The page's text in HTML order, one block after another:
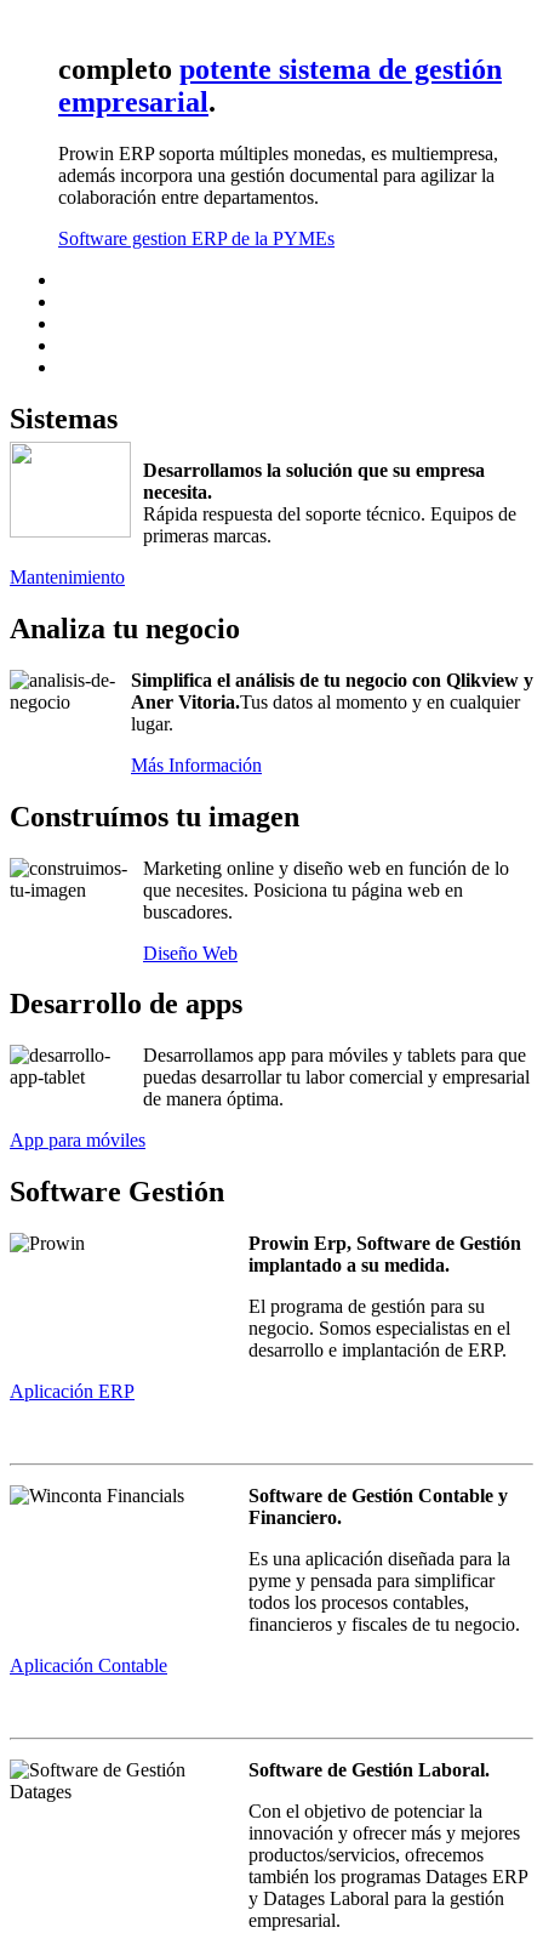
completo potente sistema de gestión
empresarial .
Prowin ERP soporta múltiples monedas, es multiempresa,
además incorpora una gestión documental para agilizar la
colaboración entre departamentos.
Software gestion ERP de la PYMEs
Sistemas
Desarrollamos la solución que su empresa
necesita.
Rápida respuesta del soporte técnico. Equipos de
primeras marcas.
Mantenimiento
Analiza tu negocio
Simplifica el análisis de tu negocio con Qlikview y
Aner Vitoria.Tus datos al momento y en cualquier
lugar.
Más Información
Construímos tu imagen
Marketing online y diseño web en función de lo
que necesites. Posiciona tu página web en
buscadores.
Diseño Web
Desarrollo de apps
Desarrollamos app para móviles y tablets para que
puedas desarrollar tu labor comercial y empresarial
de manera óptima.
App para móviles
Software Gestión
Prowin Erp, Software de Gestión
implantado a su medida.
El programa de gestión para su
negocio. Somos especialistas en el
desarrollo e implantación de ERP.
Aplicación ERP
Software de Gestión Contable y
Financiero.
Es una aplicación diseñada para la
pyme y pensada para simplificar
todos los procesos contables,
financieros y fiscales de tu negocio.
Aplicación Contable
Software de Gestión Laboral.
Con el objetivo de potenciar la
innovación y ofrecer más y mejores
productos/servicios, ofrecemos
también los programas Datages ERP
y Datages Laboral para la gestión
empresarial.